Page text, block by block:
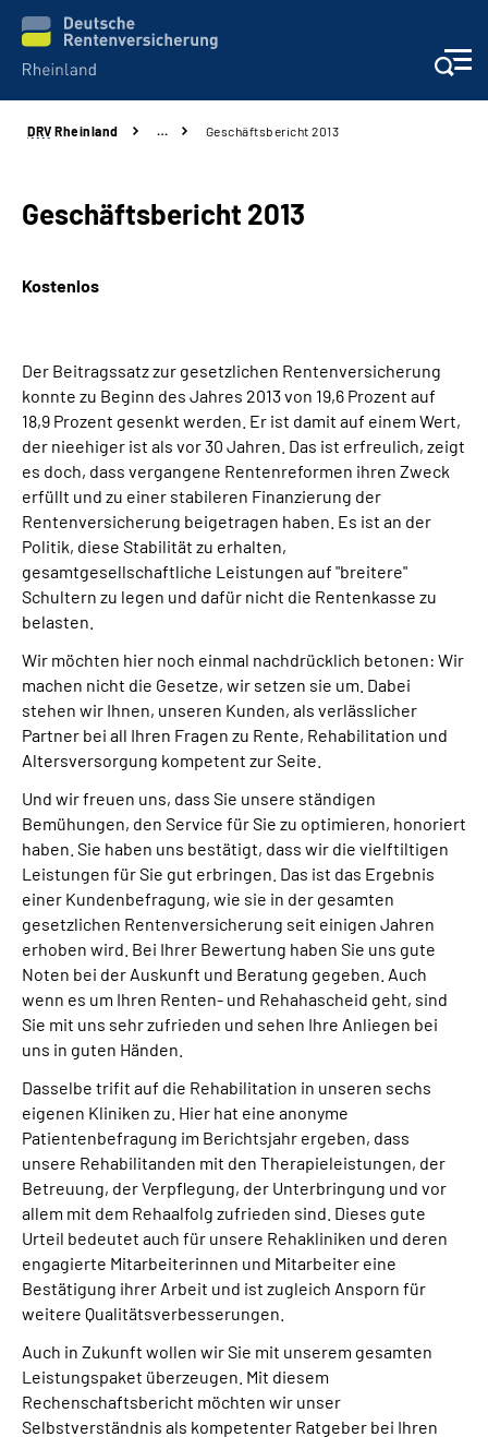
Aktuelles
Beratung und Kontakt
Karriere
Über uns
Presse
Inhalte in Gebärdensprache (DGS)
Leichte Sprache
Suche
DRV Rheinland … Geschäftsbericht 2013
Geschäftsbericht 2013
Kostenlos
Der Beitragssatz zur gesetzlichen Rentenversicherung
konnte zu Beginn des Jahres 2013 von 19,6 Prozent auf
18,9 Prozent gesenkt werden. Er ist damit auf einem Wert,
der nieehiger ist als vor 30 Jahren. Das ist erfreulich, zeigt
es doch, dass vergangene Rentenreformen ihren Zweck
erfüllt und zu einer stabileren Finanzierung der
Rentenversicherung beigetragen haben. Es ist an der
Politik, diese Stabilität zu erhalten,
gesamtgesellschaftliche Leistungen auf "breitere"
Schultern zu legen und dafür nicht die Rentenkasse zu
belasten.
Wir möchten hier noch einmal nachdrücklich betonen: Wir
machen nicht die Gesetze, wir setzen sie um. Dabei
stehen wir Ihnen, unseren Kunden, als verlässlicher
Partner bei all Ihren Fragen zu Rente, Rehabilitation und
Altersversorgung kompetent zur Seite.
Und wir freuen uns, dass Sie unsere ständigen
Bemühungen, den Service für Sie zu optimieren, honoriert
haben. Sie haben uns bestätigt, dass wir die vielftiltigen
Leistungen für Sie gut erbringen. Das ist das Ergebnis
einer Kundenbefragung, wie sie in der gesamten
gesetzlichen Rentenversicherung seit einigen Jahren
erhoben wird. Bei Ihrer Bewertung haben Sie uns gute
Noten bei der Auskunft und Beratung gegeben. Auch
wenn es um Ihren Renten- und Rehahascheid geht, sind
Sie mit uns sehr zufrieden und sehen Ihre Anliegen bei
uns in guten Händen.
Dasselbe trifit auf die Rehabilitation in unseren sechs
eigenen Kliniken zu. Hier hat eine anonyme
Patientenbefragung im Berichtsjahr ergeben, dass
unsere Rehabilitanden mit den Therapieleistungen, der
Betreuung, der Verpflegung, der Unterbringung und vor
allem mit dem Rehaalfolg zufrieden sind. Dieses gute
Urteil bedeutet auch für unsere Rehakliniken und deren
engagierte Mitarbeiterinnen und Mitarbeiter eine
Bestätigung ihrer Arbeit und ist zugleich Ansporn für
weitere Qualitätsverbesserungen.
Auch in Zukunft wollen wir Sie mit unserem gesamten
Leistungspaket überzeugen. Mit diesem
Rechenschaftsbericht möchten wir unser
Selbstverständnis als kompetenter Ratgeber bei Ihren